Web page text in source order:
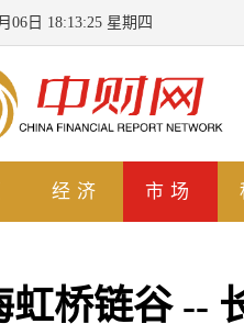
06日 18:13:25 星期四
经济 市场
虹桥链谷 --